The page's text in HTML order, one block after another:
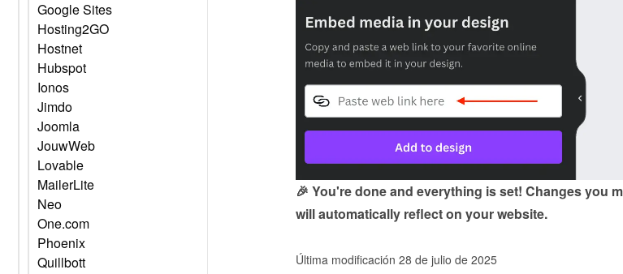
Google Sites
Hosting2GO
Hostnet
Hubspot
Ionos
Jimdo
Joomla
JouwWeb
Lovable
MailerLite
Neo
One.com
Phoenix
Quillbott
🎉 You're done and everything is set! Changes you
will automatically reflect on your website.
Última modificación 28 de julio de 2025